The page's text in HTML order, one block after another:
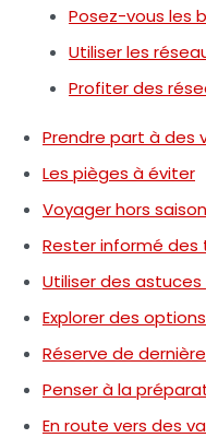
Posez-vous les
Utiliser les
Profiter des
Prendre part à des
Les pièges à éviter
Voyager hors saison
Rester informé
Utiliser des
Explorer des
Réserve de
Penser à la
En route vers des